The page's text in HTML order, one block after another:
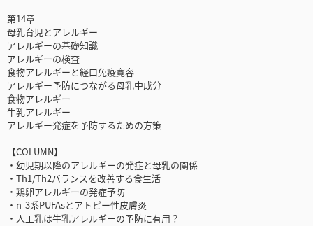
第14章
母乳育児とアレルギー
アレルギーの基礎知識
アレルギーの検査
食物アレルギーと経口免疫寛容
アレルギー予防につながる母乳中成分
食物アレルギー
牛乳アレルギー
アレルギー発症を予防するための方策
【COLUMN】
・幼児期以降のアレルギーの発症と母乳の関係
・Th1/Th2バランスを改善する食生活
・鶏卵アレルギーの発症予防
・n-3系PUFAsとアトピー性皮膚炎
・人工乳は牛乳アレルギーの予防に有用？